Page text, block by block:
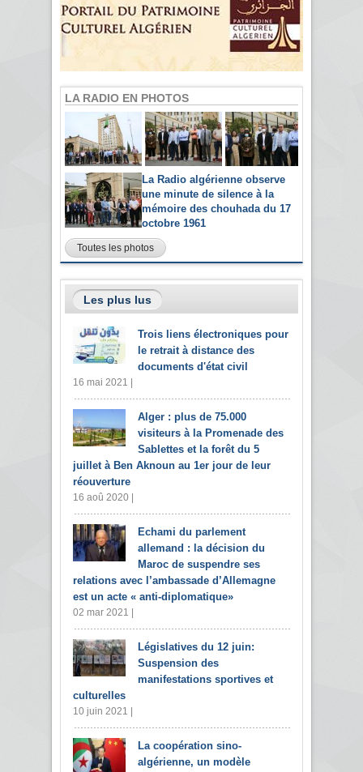
LA RADIO EN PHOTOS
La Radio algérienne observe
une minute de silence à la
mémoire des chouhada du 17
octobre 1961
Toutes les photos
Les plus lus
Trois liens électroniques pour
le retrait à distance des
documents d'état civil
16 mai 2021 |
Alger : plus de 75.000
visiteurs à la Promenade des
Sablettes et la forêt du 5
juillet à Ben Aknoun au 1er jour de leur
réouverture
16 aoû 2020 |
Echami du parlement
allemand : la décision du
Maroc de suspendre ses
relations avec l’ambassade d’Allemagne
est un acte « anti-diplomatique»
02 mar 2021 |
Législatives du 12 juin:
Suspension des
manifestations sportives et
culturelles
10 juin 2021 |
La coopération sino-
algérienne, un modèle